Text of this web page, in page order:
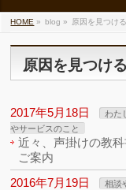
HOME » blog » 原因を見つける
原因を見つける
2017年5月18日 わた
やサービスのこと
近々、声掛けの教
ご案内
2016年7月19日
相談